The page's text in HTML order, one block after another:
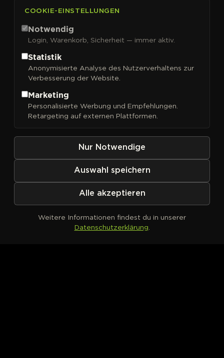
Sensi Seeds
Sortieren nach
Kein Produkt definiert
COOKIE-EINSTELLUNGEN
Notwendig
Login, Warenkorb, Sicherheit — immer aktiv.
Statistik
Anonymisierte Analyse des Nutzerverhaltens zur
Verbesserung der Website.
Marketing
Personalisierte Werbung und Empfehlungen.
Retargeting auf externen Plattformen.
Nur Notwendige
Auswahl speichern
Alle akzeptieren
Weitere Informationen findest du in unserer
Datenschutzerklärung